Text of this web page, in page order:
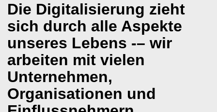
Die Digitalisierung zieht
sich durch alle Aspekte
unseres Lebens -– wir
arbeiten mit vielen
Unternehmen,
Organisationen und